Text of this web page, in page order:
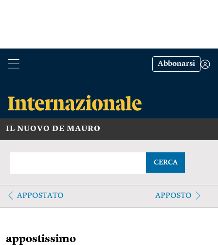
Abbonarsi
IL NUOVO DE MAURO
CERCA
APPOSTATO APPOSTO
appostissimo